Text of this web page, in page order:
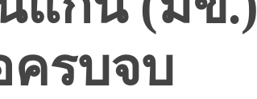
ครบจบ